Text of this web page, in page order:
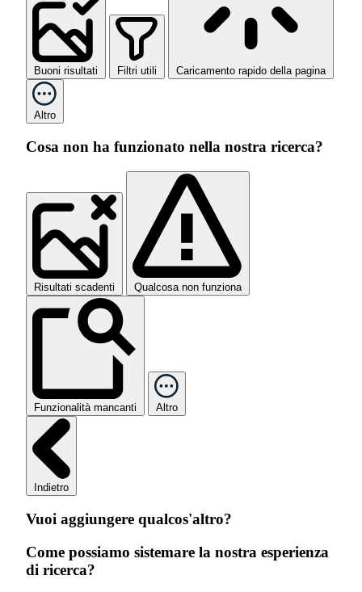
Buoni risultati Filtri utili Caricamento rapido della pagina
Altro
Cosa non ha funzionato nella nostra ricerca?
Risultati scadenti Qualcosa non funziona
Funzionalità mancanti Altro
Indietro
Vuoi aggiungere qualcos'altro?
Come possiamo sistemare la nostra esperienza
di ricerca?